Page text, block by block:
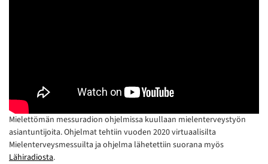
Mielettömän messuradion ohjelmissa kuullaan mielenterveystyön
asiantuntijoita. Ohjelmat tehtiin vuoden 2020 virtuaalisilta
Mielenterveysmessuilta ja ohjelma lähetettiin suorana myös
Lähiradiosta.